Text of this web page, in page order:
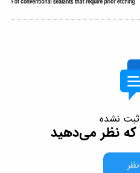
نشده
که نظر می‌دهید